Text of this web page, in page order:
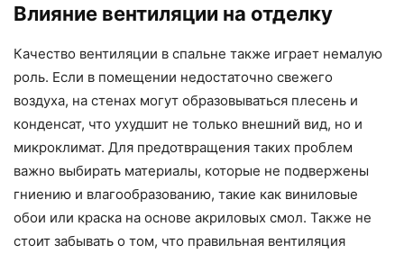
Влияние вентиляции на отделку
Качество вентиляции в спальне также играет немалую
роль. Если в помещении недостаточно свежего
воздуха, на стенах могут образовываться плесень и
конденсат, что ухудшит не только внешний вид, но и
микроклимат. Для предотвращения таких проблем
важно выбирать материалы, которые не подвержены
гниению и влагообразованию, такие как виниловые
обои или краска на основе акриловых смол. Также не
стоит забывать о том, что правильная вентиляция